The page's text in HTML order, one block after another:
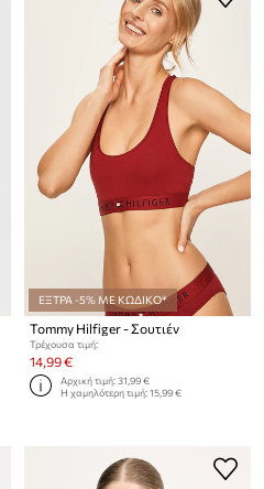
ΕΞΤΡΑ -5% ΜΕ ΚΩΔΙΚΟ*
Tommy Hilfiger - Σουτιέν
Τρέχουσα τιμή:
14,99 €
Αρχική τιμή:31,99 €
Η χαμηλότερη τιμή:15,99 €